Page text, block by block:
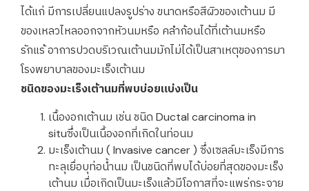
ได้แก่ มีการเปลี่ยนแปลงรูปร่าง ขนาดหรือสีผิวของเต้านม มี
ของเหลวไหลออกจากหัวนมหรือ คลำก้อนได้ที่เต้านมหรือ
รักแร้ อาการปวดบริเวณเต้านมมักไม่ได้เป็นสาเหตุของการมา
โรงพยาบาลของมะเร็งเต้านม
ชนิดของมะเร็งเต้านมที่พบบ่อยแบ่งเป็น
เนื้องอกเต้านม เช่น ชนิด Ductal carcinoma in
situซึ่งเป็นเนื้องอกที่เกิดในท่อนม
มะเร็งเต้านม ( Invasive cancer ) ซึ่งเซลล์มะเร็งมีการ
ทะลุเยื่อบุท่อน้ำนม เป็นชนิดที่พบได้บ่อยที่สุดของมะเร็ง
เต้านม เมื่อเกิดเป็นมะเร็งแล้วมีโอกาสที่จะแพร่กระจาย